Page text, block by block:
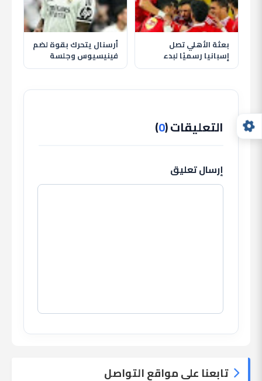
بعثة الأهلي تصل
إسبانيا رسميًا لبدء
معسكر الإعداد استعدادًا
أرسنال يتحرك بقوة لضم
فينيسيوس وجلسة
حاسمة تحدد مستقبله
التعليقات (0
)
إرسال تعليق
تابعنا على مواقع التواصل